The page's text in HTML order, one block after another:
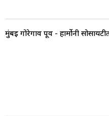
मुंबई गोरेगाव पूर्व - हार्मोनी